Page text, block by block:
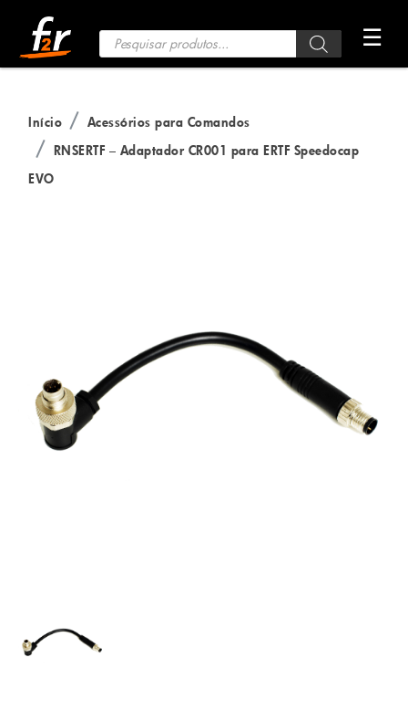
conteúdo
Pesquisa
de
Produtos
☰
Início
Acessórios para Comandos
RNSERTF – Adaptador CR001 para ERTF Speedocap
EVO